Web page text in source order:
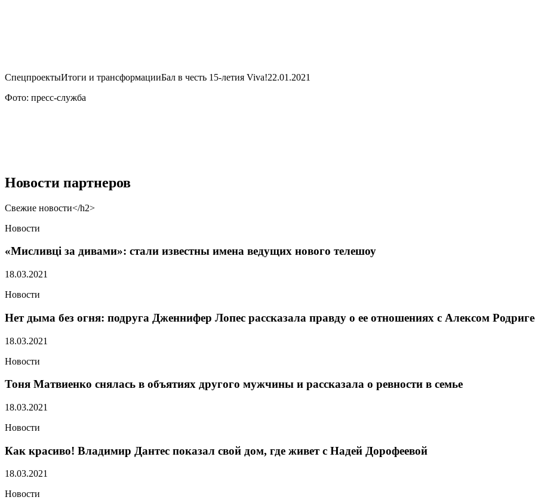
СпецпроектыИтоги и трансформацииБал в честь 15-летия Viva!22.01.2021
Фото: пресс-служба
Новости партнеров
Свежие новости</h2>
Новости
«Мисливці за дивами»: стали известны имена ведущих нового телешоу
18.03.2021
Новости
Нет дыма без огня: подруга Дженнифер Лопес рассказала правду о ее отношениях с Алексом
18.03.2021
Новости
Тоня Матвиенко снялась в объятиях другого мужчины и рассказала о ревности в семье
18.03.2021
Новости
Как красиво! Владимир Дантес показал свой дом, где живет с Надей Дорофеевой
18.03.2021
Новости